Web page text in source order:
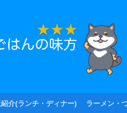
介(ランチ・ディナー) ラーメン・